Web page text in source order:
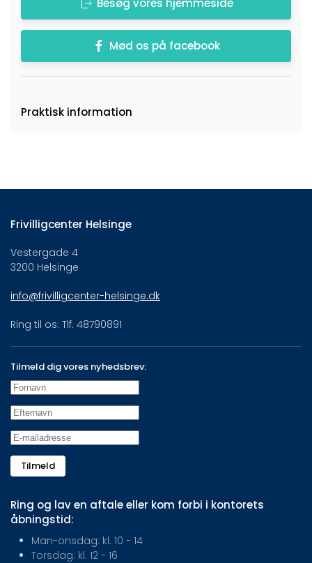
Besøg vores hjemmeside
Mød os på facebook
Praktisk information
Frivilligcenter Helsinge
Vestergade 4
3200 Helsinge
info@frivilligcenter-helsinge.dk
Ring til os: Tlf. 48790891
Tilmeld dig vores nyhedsbrev:
Tilmeld
Ring og lav en aftale eller kom forbi i kontorets
åbningstid:
Man-onsdag: kl. 10 - 14
Torsdag: kl. 12 - 16